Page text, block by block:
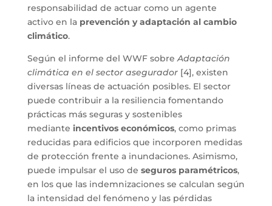
responsabilidad de actuar como un agente
activo en la prevención y adaptación al cambio
climático.
Según el informe del WWF sobreAdaptación
climática en el sector asegurador[4], existen
diversas líneas de actuación posibles. El sector
puede contribuir a la resiliencia fomentando
prácticas más seguras y sostenibles
mediante incentivos económicos, como primas
reducidas para edificios que incorporen medidas
de protección frente a inundaciones. Asimismo,
puede impulsar el uso de seguros paramétricos,
en los que las indemnizaciones se calculan según
la intensidad del fenómeno y las pérdidas